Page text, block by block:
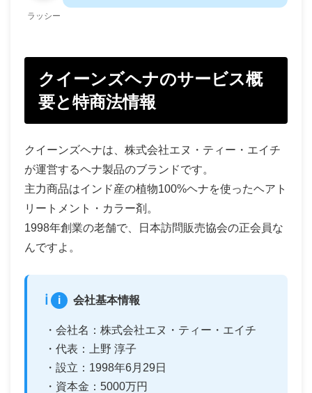
ラッシー
クイーンズヘナのサービス概
要と特商法情報
クイーンズヘナは、株式会社エヌ・ティー・エイチ
が運営するヘナ製品のブランドです。
主力商品はインド産の植物100%ヘナを使ったヘアト
リートメント・カラー剤。
1998年創業の老舗で、日本訪問販売協会の正会員な
んですよ。
i 会社基本情報
・会社名：株式会社エヌ・ティー・エイチ
・代表：上野 淳子
・設立：1998年6月29日
・資本金：5000万円